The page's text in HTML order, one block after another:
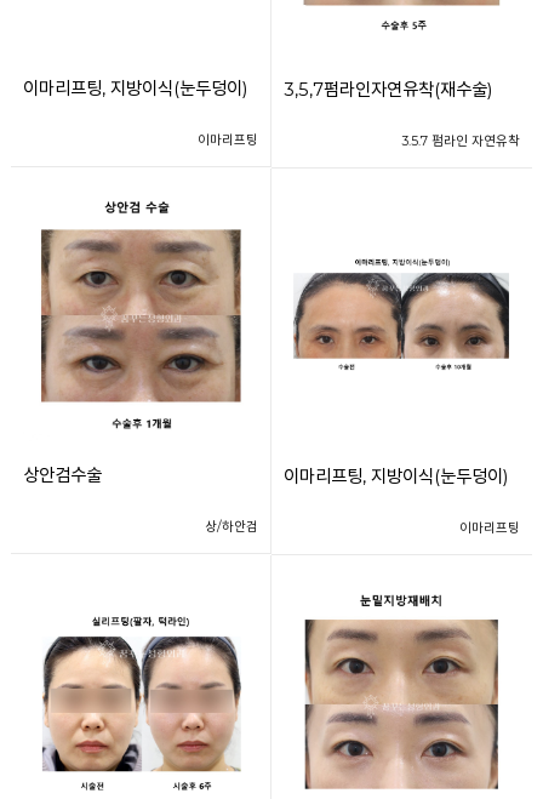
이마리프팅, 지방이식(눈두덩이)
이마리프팅
3,5,7펌라인자연유착(재수술)
3.5.7 펌라인 자연유착
상안검수술
상/하안검
이마리프팅, 지방이식(눈두덩이)
이마리프팅